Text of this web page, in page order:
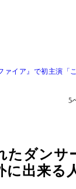
イア』で初主演「
5
たダン
出来る